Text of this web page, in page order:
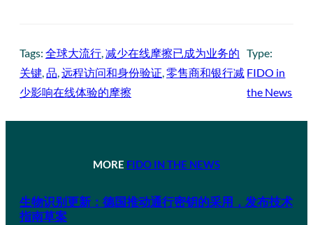
Tags: 全球大流行 减少在线摩擦已成为业务的
关键 品 远程访问和身份验证 零售商和银行减
少影响在线体验的摩擦
Type:
FIDO in
the News
MORE FIDO IN THE NEWS
生物识别更新：德国推动通行密钥的采用，发布技术
指南草案